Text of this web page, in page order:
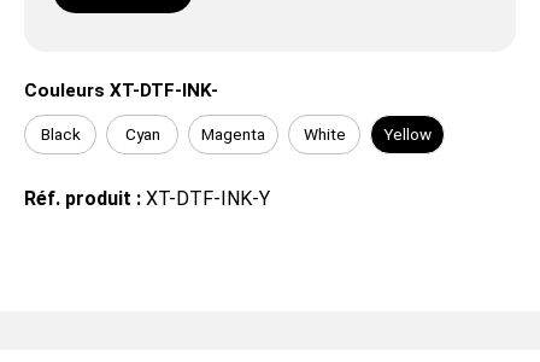
Couleurs XT-DTF-INK-
Black Cyan Magenta White Yellow
Réf. produit : XT-DTF-INK-Y